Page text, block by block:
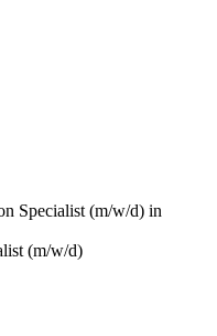
Specialist (m/w/d) in
(m/w/d)